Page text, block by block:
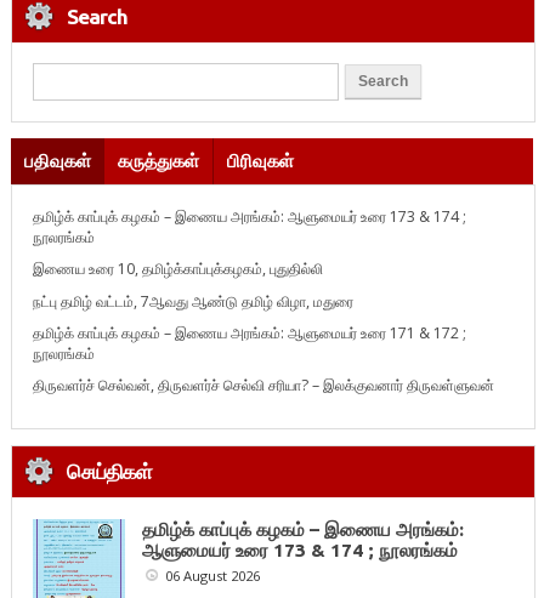
Search
பதிவுகள் கருத்துகள் பிரிவுகள்
தமிழ்க் காப்புக் கழகம் – இணைய அரங்கம்: ஆளுமையர் உரை 173 & 174 ;
நூலரங்கம்
இணைய உரை 10, தமிழ்க்காப்புக்கழகம், புதுதில்லி
நட்பு தமிழ் வட்டம், 7ஆவது ஆண்டு தமிழ் விழா, மதுரை
தமிழ்க் காப்புக் கழகம் – இணைய அரங்கம்: ஆளுமையர் உரை 171 & 172 ;
நூலரங்கம்
திருவளர்ச் செல்வன், திருவளர்ச் செல்வி சரியா? – இலக்குவனார் திருவள்ளுவன்
செய்திகள்
தமிழ்க் காப்புக் கழகம் – இணைய அரங்கம்:
ஆளுமையர் உரை 173 & 174 ; நூலரங்கம்
06 August 2026